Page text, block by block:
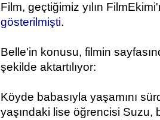
Film, geçtiğimiz yılın
gösterilmişti.
Belle'in konusu, filmin
şekilde aktartılıyor:
Köyde babasıyla yaşamını
yaşındaki lise öğrencisi Suzu,